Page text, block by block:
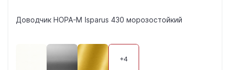
Доводчик НОРА-М Isparus 430 морозостойкий
+4